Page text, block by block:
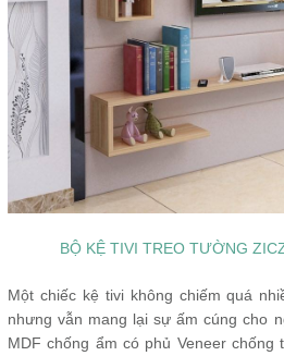
BỘ KỆ TIVI TREO TƯỜNG
Một chiếc kệ tivi không chiếm quá
nhưng vẫn mang lại sự ấm cúng cho
MDF chống ẩm có phủ Veneer